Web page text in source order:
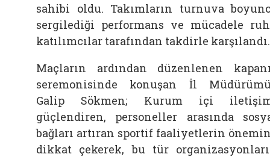
sahibi oldu. Takımların turnuva
sergilediği performans ve mücadele
katılımcılar tarafından takdirle karşılandı.
Maçların ardından düzenlenen
seremonisinde konuşan İl
Galip Sökmen; Kurum içi
güçlendiren, personeller arasında
bağları artıran sportif faaliyetlerin
dikkat çekerek, bu tür